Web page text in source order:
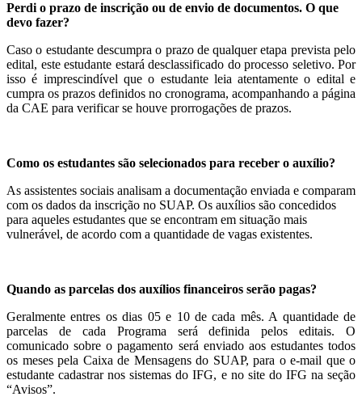
Perdi o prazo de inscrição ou de envio de documentos. O que
devo fazer?
Caso o estudante descumpra o prazo de qualquer etapa prevista pelo
edital, este estudante estará desclassificado do processo seletivo. Por
isso é imprescindível que o estudante leia atentamente o edital e
cumpra os prazos definidos no cronograma, acompanhando a página
da CAE para verificar se houve prorrogações de prazos.
Como os estudantes são selecionados para receber o auxílio?
As assistentes sociais analisam a documentação enviada e comparam
com os dados da inscrição no SUAP. Os auxílios são concedidos
para aqueles estudantes que se encontram em situação mais
vulnerável, de acordo com a quantidade de vagas existentes.
Quando as parcelas dos auxílios financeiros serão pagas?
Geralmente entres os dias 05 e 10 de cada mês. A quantidade de
parcelas de cada Programa será definida pelos editais. O
comunicado sobre o pagamento será enviado aos estudantes todos
os meses pela Caixa de Mensagens do SUAP, para o e-mail que o
estudante cadastrar nos sistemas do IFG, e no site do IFG na seção
“Avisos”.